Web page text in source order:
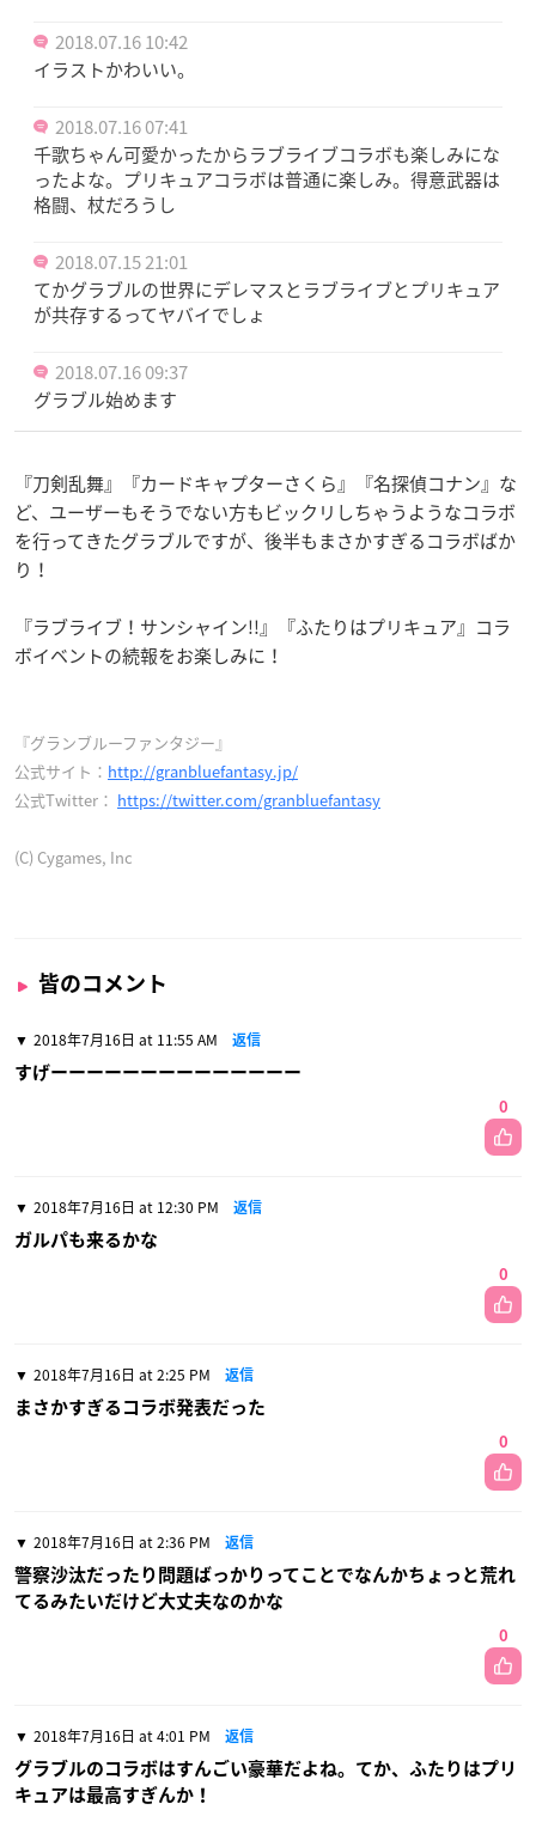
2018.07.16 10:42
イラストかわいい。
2018.07.16 07:41
千歌ちゃん可愛かったからラブライブコラボも楽しみにな
ったよな。プリキュアコラボは普通に楽しみ。得意武器は
格闘、杖だろうし
2018.07.15 21:01
てかグラブルの世界にデレマスとラブライブとプリキュア
が共存するってヤバイでしょ
2018.07.16 09:37
グラブル始めます
『刀剣乱舞』『カードキャプターさくら』『名探偵コナン』な
ど、ユーザーもそうでない方もビックリしちゃうようなコラボ
を行ってきたグラブルですが、後半もまさかすぎるコラボばか
り！
『ラブライブ！サンシャイン!!』『ふたりはプリキュア』コラ
ボイベントの続報をお楽しみに！
『グランブルーファンタジー』
公式サイト： http://granbluefantasy.jp/
公式Twitter： https://twitter.com/granbluefantasy
(C) Cygames, Inc
皆のコメント
2018年7月16日 at 11:55 AM 返信
すげーーーーーーーーーーーーーー
0
2018年7月16日 at 12:30 PM 返信
ガルパも来るかな
0
2018年7月16日 at 2:25 PM 返信
まさかすぎるコラボ発表だった
0
2018年7月16日 at 2:36 PM 返信
警察沙汰だったり問題ばっかりってことでなんかちょっと荒れ
てるみたいだけど大丈夫なのかな
0
2018年7月16日 at 4:01 PM 返信
グラブルのコラボはすんごい豪華だよね。てか、ふたりはプリ
キュアは最高すぎんか！